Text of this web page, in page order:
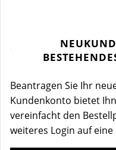
Beantragen Sie Ihr
Kundenkonto bietet
vereinfacht den
weiteres Login auf